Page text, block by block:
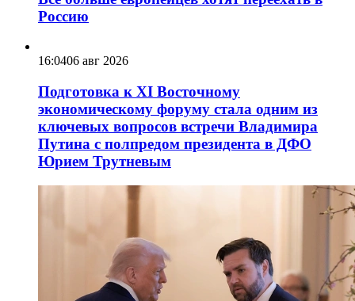
Россию
16:0406 авг 2026
Подготовка к XI Восточному
экономическому форуму стала одним из
ключевых вопросов встречи Владимира
Путина с полпредом президента в ДФО
Юрием Трутневым